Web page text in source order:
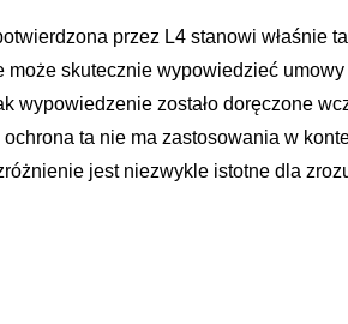
przez L4 stanowi właśnie
może skutecznie wypowiedzieć
wypowiedzenie zostało doręczone
ta nie ma zastosowania w
jest niezwykle istotne dla